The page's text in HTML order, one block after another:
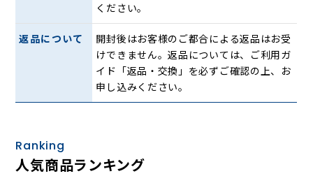
ください。
返品について
開封後はお客様のご都合による返品はお受
けできません。返品については、ご利用ガ
イド「返品・交換」を必ずご確認の上、お
申し込みください。
Ranking
人気商品ランキング